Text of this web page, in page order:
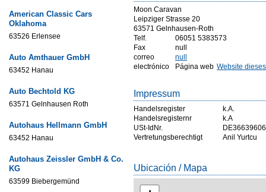
American Classic Cars
Oklahoma
63526 Erlensee
Auto Amthauer GmbH
63452 Hanau
Auto Bechtold KG
63571 Gelnhausen Roth
Autohaus Hellmann GmbH
63452 Hanau
Autohaus Zeissler GmbH & Co.
KG
63599 Biebergemünd
Moon Caravan
Leipziger Strasse 20
63571 Gelnhausen-Roth
Telf.
06051 5383573
Fax
null
correo
electrónico
null
Página web Website
Impressum
Handelsregister
k.A.
Handelsregisternr
k.A
USt-IdNr.
Vertretungsberechtigt
Anil Yurtcu
Ubicación / Mapa